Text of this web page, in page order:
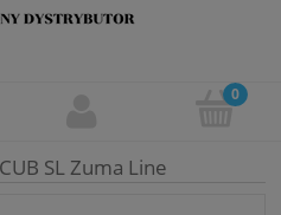
SL Zuma Line